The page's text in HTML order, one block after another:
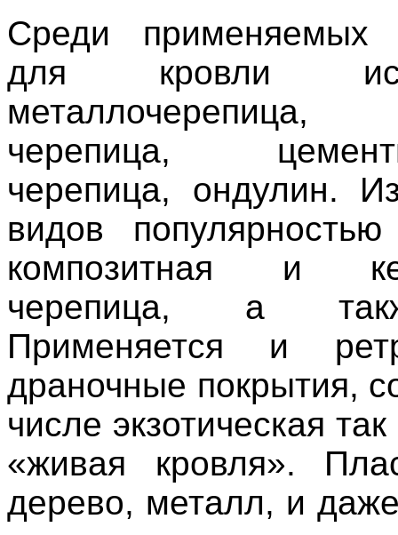
Среди применяемых
для кровли
черепица,
черепица, ондулин.
видов популярностью
композитная и
черепица, а
Применяется и
драночные покрытия,
числе экзотическая
«живая кровля».
дерево, металл, и